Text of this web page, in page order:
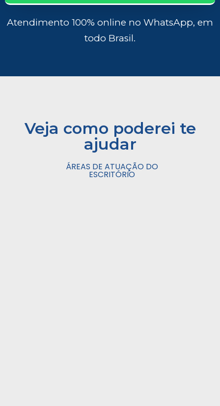
Atendimento 100% online no WhatsApp, em
todo Brasil.
Veja como poderei te
ajudar
ÁREAS DE ATUAÇÃO DO
ESCRITÓRIO